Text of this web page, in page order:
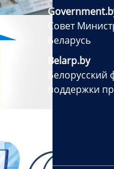
Совет
Беларусь
Belarp.by
поддержки